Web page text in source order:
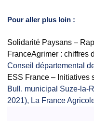
Pour aller plus loin :
Solidarité Paysans –
FranceAgrimer :
Conseil départemental
ESS France – Initiatives
Bull. municipal Suze-la-
2021), La France